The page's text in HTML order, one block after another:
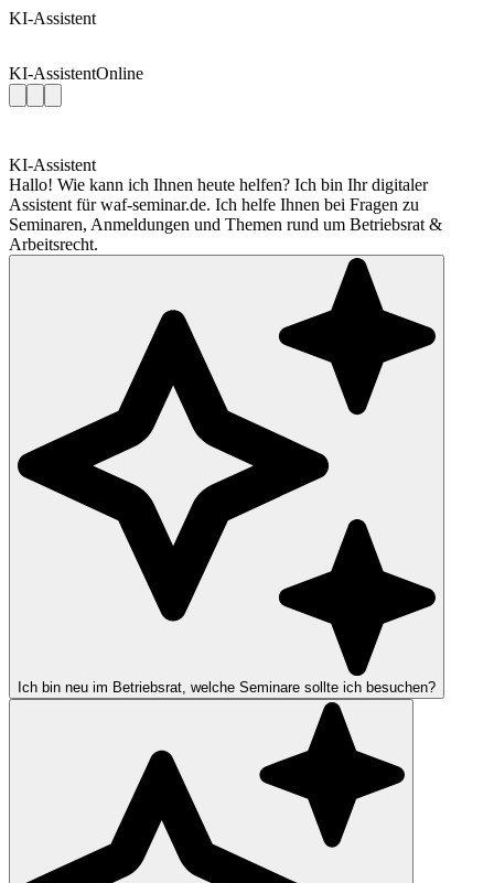
KI-Assistent
KI-AssistentOnline
KI-Assistent
Hallo! Wie kann ich Ihnen heute helfen? Ich bin Ihr digitaler
Assistent für waf-seminar.de. Ich helfe Ihnen bei Fragen zu
Seminaren, Anmeldungen und Themen rund um Betriebsrat &
Arbeitsrecht.
Ich bin neu im Betriebsrat, welche Seminare sollte ich besuchen?